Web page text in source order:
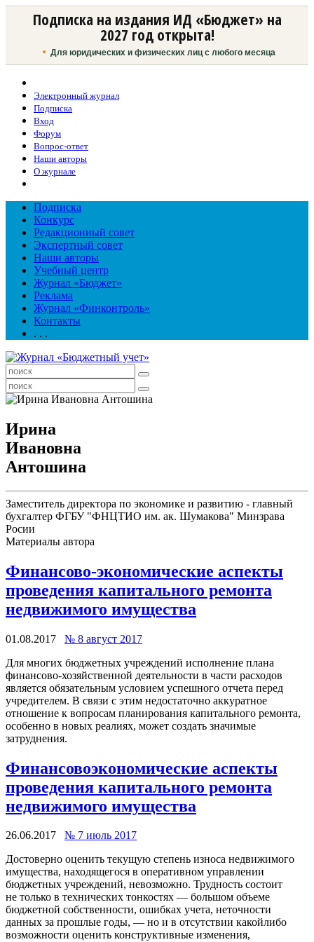
Подписка на издания ИД «Бюджет» на
2027 год открыта!
Для юридических и физических лиц с любого месяца
Электронный журнал
Подписка
Вход
Форум
Вопрос-ответ
Наши авторы
О журнале
Подписка
Конкурс
Редакционный совет
Экспертный совет
Наши авторы
Учебный центр
Журнал «Бюджет»
Реклама
Журнал «Финконтроль»
Контакты
. . .
Ирина
Ивановна
Антошина
Заместитель директора по экономике и развитию - главный
бухгалтер ФГБУ "ФНЦТИО им. ак. Шумакова" Минзрава
Росии
Материалы автора
Финансово­-экономические аспекты
проведения капитального ремонта
недвижимого имущества
01.08.2017
№ 8 август 2017
Для многих бюджетных учреждений исполнение плана
финансово-­хозяйственной деятельности в части расходов
является обязательным условием успешного отчета перед
учредителем. В связи с этим недостаточно аккуратное
отношение к вопросам планирования капитального ремонта,
особенно в новых реалиях, может создать значимые
затруднения.
Финансово­экономические аспекты
проведения капитального ремонта
недвижимого имущества
26.06.2017
№ 7 июль 2017
Достоверно оценить текущую степень износа недвижимого
имущества, находящегося в оперативном управлении
бюджетных учреждений, невозможно. Трудность состоит
не только в технических тонкостях — большом объеме
бюджетной собственности, ошибках учета, неточности
данных за прошлые годы, — но и в отсутствии какой­либо
возможности оценить конструктивные изменения,